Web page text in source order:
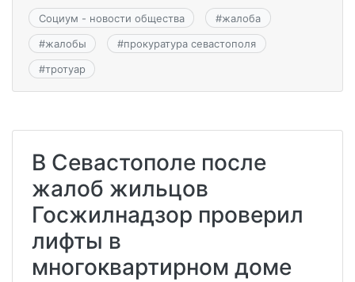
Социум - новости общества #жалоба
#жалобы #прокуратура севастополя
#тротуар
В Севастополе после
жалоб жильцов
Госжилнадзор проверил
лифты в
многоквартирном доме